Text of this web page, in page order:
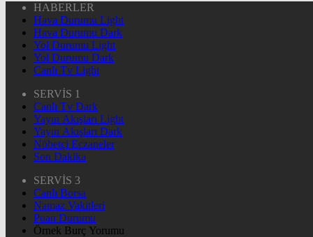
HABERLER
Hava Durumu Light
Hava Durumu Dark
Yol Durumu Light
Yol Durumu Dark
Canlı Tv Light
SERVİS 1
Canlı Tv Dark
Yayın Akışları Light
Yayın Akışları Dark
Nöbetçi Eczaneler
Son Dakika
SERVİS 3
Canlı Borsa
Namaz Vakitleri
Puan Durumu
Örnek Burç Yorumu